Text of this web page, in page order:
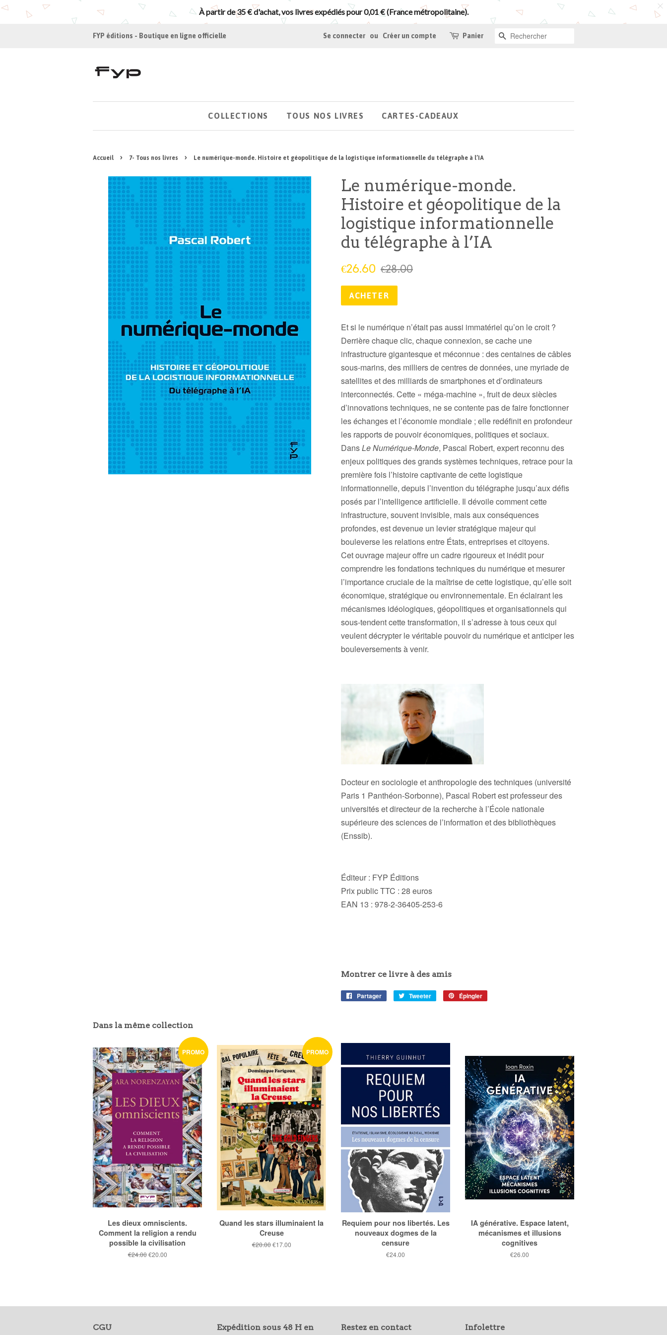
FYP éditions - Boutique en ligne officielle Se connecter ou Créer un compte Panier RECHERCHE
COLLECTIONS TOUS NOS LIVRES CARTES-CADEAUX
Accueil › 7- Tous nos livres › Le numérique-monde. Histoire et géopolitique de la logistique informationnelle du télégraphe à l’IA
Le numérique-monde.
Histoire et géopolitique de la
logistique informationnelle
du télégraphe à l’IA
Prix
€26.60 Prix
€28.00
ACHETER
Et si le numérique n’était pas aussi immatériel qu’on le croit ?
Derrière chaque clic, chaque connexion, se cache une
infrastructure gigantesque et méconnue : des centaines de câbles
sous-marins, des milliers de centres de données, une myriade de
satellites et des milliards de smartphones et d’ordinateurs
interconnectés. Cette « méga-machine », fruit de deux siècles
d’innovations techniques, ne se contente pas de faire fonctionner
les échanges et l’économie mondiale ; elle redéfinit en profondeur
les rapports de pouvoir économiques, politiques et sociaux.
DansLe Numérique-Monde, Pascal Robert, expert reconnu des
enjeux politiques des grands systèmes techniques, retrace pour la
première fois l’histoire captivante de cette logistique
informationnelle, depuis l’invention du télégraphe jusqu’aux défis
posés par l’intelligence artificielle. Il dévoile comment cette
infrastructure, souvent invisible, mais aux conséquences
profondes, est devenue un levier stratégique majeur qui
bouleverse les relations entre États, entreprises et citoyens.
Cet ouvrage majeur offre un cadre rigoureux et inédit pour
comprendre les fondations techniques du numérique et mesurer
l’importance cruciale de la maîtrise de cette logistique, qu’elle soit
économique, stratégique ou environnementale. En éclairant les
mécanismes idéologiques, géopolitiques et organisationnels qui
sous-tendent cette transformation, il s’adresse à tous ceux qui
veulent décrypter le véritable pouvoir du numérique et anticiper les
bouleversements à venir.
Docteur en sociologie et anthropologie des techniques (université
Paris 1 Panthéon-Sorbonne), Pascal Robert est professeur des
universités et directeur de la recherche à l’École nationale
supérieure des sciences de l’information et des bibliothèques
(Enssib).
Éditeur : FYP Éditions
Prix public TTC : 28 euros
EAN 13 : 978-2-36405-253-6
Montrer ce livre à des amis
Partager
PartagerTweeter
Tweeter
Épingler
Dans la même collection
PROMO
Les dieux omniscients.
Comment la religion a rendu
possible la civilisation
Prix
€24.00 Prix
€20.00
PROMO
Quand les stars illuminaient la
Creuse
Prix
€20.00 Prix
€17.00
Requiem pour nos libertés. Les
nouveaux dogmes de la
censure
Prix
€24.00
IA générative. Espace latent,
mécanismes et illusions
cognitives
Prix
€26.00
CGU
Expédition sous 48 H en
Restez en contact Infolettre
À partir de 35 € d'achat, vos livres expédiés pour 0,01 € (France métropolitaine).